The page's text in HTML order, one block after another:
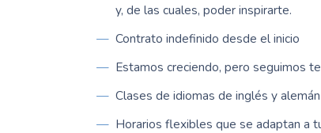
y, de las cuales, poder inspirarte.
Contrato indefinido desde el inicio
Estamos creciendo, pero seguimos
Clases de idiomas de inglés y
Horarios flexibles que se adaptan a